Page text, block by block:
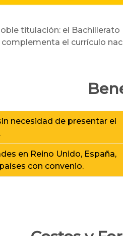
titulación: el Bachillerato
el currículo
necesidad de presentar el
en Reino Unido, España,
con convenio.